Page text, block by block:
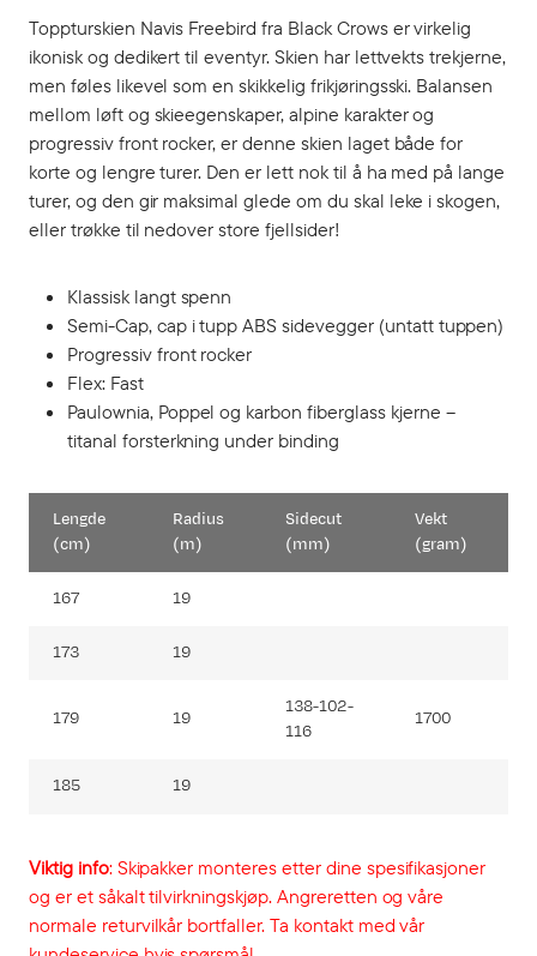
Toppturskien Navis Freebird fra Black Crows er virkelig
ikonisk og dedikert til eventyr. Skien har lettvekts trekjerne,
men føles likevel som en skikkelig frikjøringsski. Balansen
mellom løft og skieegenskaper, alpine karakter og
progressiv front rocker, er denne skien laget både for
korte og lengre turer. Den er lett nok til å ha med på lange
turer, og den gir maksimal glede om du skal leke i skogen,
eller trøkke til nedover store fjellsider!
Klassisk langt spenn
Semi-Cap, cap i tupp ABS sidevegger (untatt tuppen)
Progressiv front rocker
Flex: Fast
Paulownia, Poppel og karbon fiberglass kjerne –
titanal forsterkning under binding
Lengde
(cm)
Radius
(m)
Sidecut
(mm)
Vekt
(gram)
167 19
173 19
179 19
138-102-
116
1700
185 19
Viktig info: Skipakker monteres etter dine spesifikasjoner
og er et såkalt tilvirkningskjøp. Angreretten og våre
normale returvilkår bortfaller. Ta kontakt med vår